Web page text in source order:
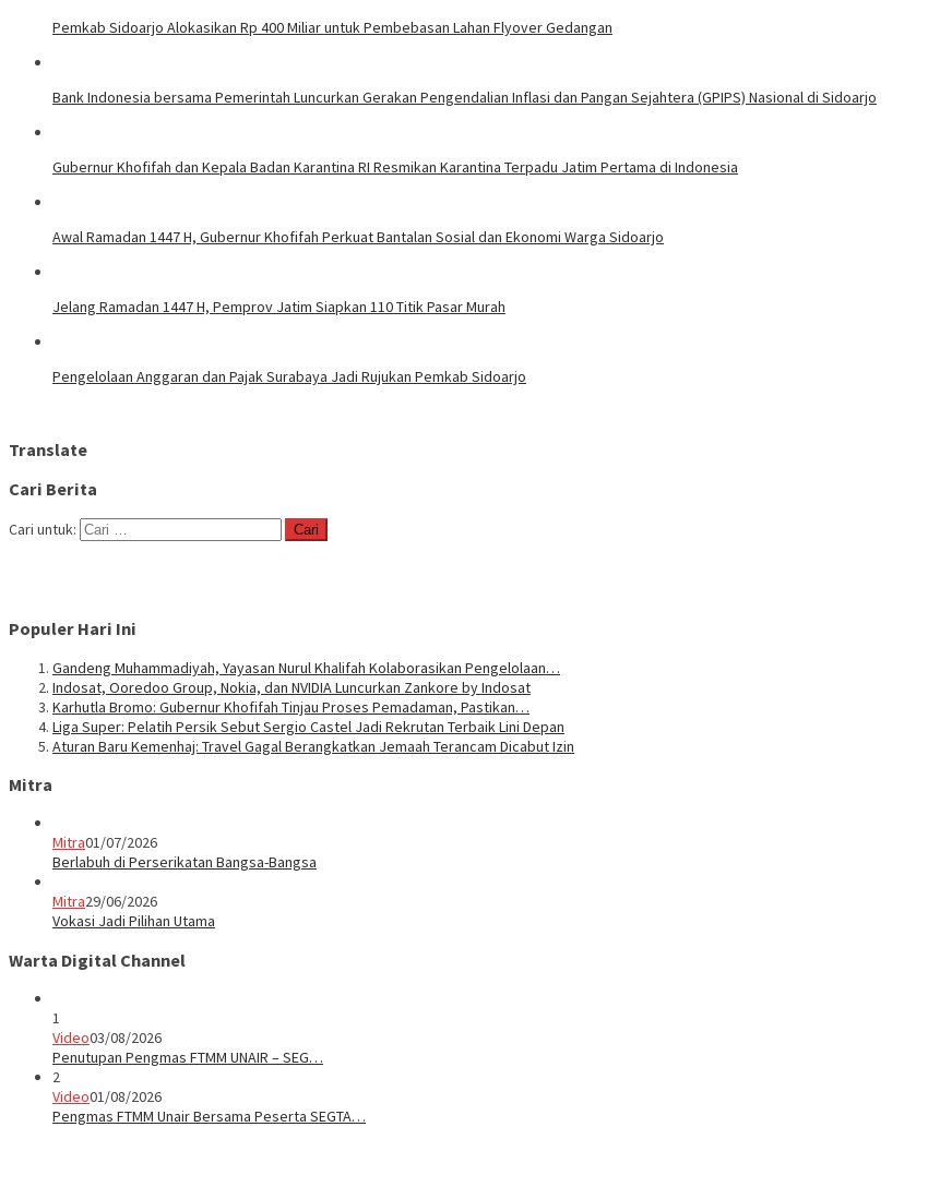
Pemkab Sidoarjo Alokasikan Rp 400 Miliar untuk Pembebasan Lahan Flyover Gedangan
Bank Indonesia bersama Pemerintah Luncurkan Gerakan Pengendalian Inflasi dan Pangan Sejahtera (GPIPS) Nasional di Sidoarjo
Gubernur Khofifah dan Kepala Badan Karantina RI Resmikan Karantina Terpadu Jatim Pertama di Indonesia
Awal Ramadan 1447 H, Gubernur Khofifah Perkuat Bantalan Sosial dan Ekonomi Warga Sidoarjo
Jelang Ramadan 1447 H, Pemprov Jatim Siapkan 110 Titik Pasar Murah
Pengelolaan Anggaran dan Pajak Surabaya Jadi Rujukan Pemkab Sidoarjo
Translate
Cari Berita
Cari untuk:
Populer Hari Ini
Gandeng Muhammadiyah, Yayasan Nurul Khalifah Kolaborasikan Pengelolaan…
Indosat, Ooredoo Group, Nokia, dan NVIDIA Luncurkan Zankore by Indosat
Karhutla Bromo: Gubernur Khofifah Tinjau Proses Pemadaman, Pastikan…
Liga Super: Pelatih Persik Sebut Sergio Castel Jadi Rekrutan Terbaik Lini Depan
Aturan Baru Kemenhaj: Travel Gagal Berangkatkan Jemaah Terancam Dicabut Izin
Mitra
Mitra01/07/2026
Berlabuh di Perserikatan Bangsa-Bangsa
Mitra29/06/2026
Vokasi Jadi Pilihan Utama
Warta Digital Channel
1
Video03/08/2026
Penutupan Pengmas FTMM UNAIR – SEG…
2
Video01/08/2026
Pengmas FTMM Unair Bersama Peserta SEGTA…